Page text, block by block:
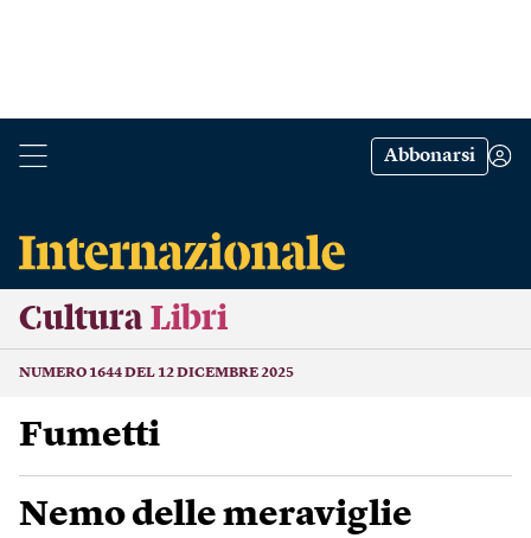
Abbonarsi
Cultura Libri
NUMERO 1644 DEL 12 DICEMBRE 2025
Fumetti
Nemo delle meraviglie